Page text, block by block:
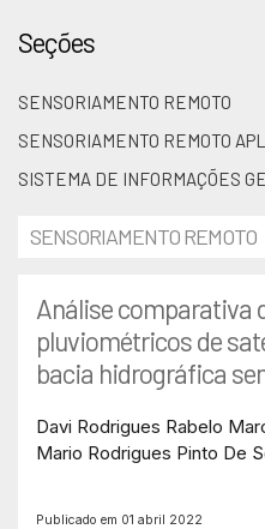
Seções
SENSORIAMENTO REMOTO
SENSORIAMENTO REMOTO
SISTEMA DE INFORMAÇÕES
SENSORIAMENTO REMOTO
Análise comparativa
pluviométricos de
bacia hidrográfica
Davi Rodrigues Rabelo
Mario Rodrigues Pinto De
Publicado em 01 abril 2022